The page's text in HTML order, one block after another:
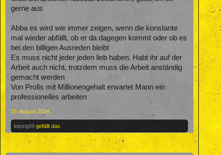
gerne aus
Abba es wird wie immer zeigen, wenn die konstante
mal wieder abfällt, ob er da dagegen kommt oder ob es
bei den billigen Ausreden bleibt
Es muss nicht jeder jeden lieb haben. Habt ihr auf der
Arbeit auch nicht, trotzdem muss die Arbeit anständig
gemacht werden
Von Profis mit Millionengehalt erwartet Mann ein
professionelles arbeiten
15. August 2024
leipzig09 gefällt das.